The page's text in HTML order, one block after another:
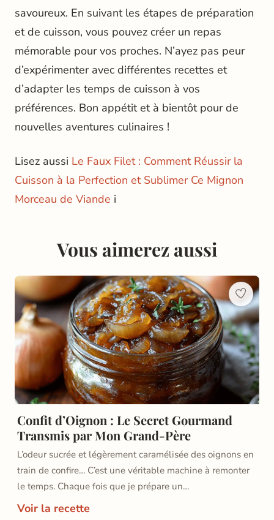
savoureux. En suivant les étapes de préparation
et de cuisson, vous pouvez créer un repas
mémorable pour vos proches. N’ayez pas peur
d’expérimenter avec différentes recettes et
d’adapter les temps de cuisson à vos
préférences. Bon appétit et à bientôt pour de
nouvelles aventures culinaires !
Lisez aussi Le Faux Filet : Comment Réussir la
Cuisson à la Perfection et Sublimer Ce Mignon
Morceau de Viande i
Vous aimerez aussi
Confit d’Oignon : Le Secret Gourmand
Transmis par Mon Grand-Père
L’odeur sucrée et légèrement caramélisée des oignons en
train de confire… C’est une véritable machine à remonter
le temps. Chaque fois que je prépare un…
Voir la recette